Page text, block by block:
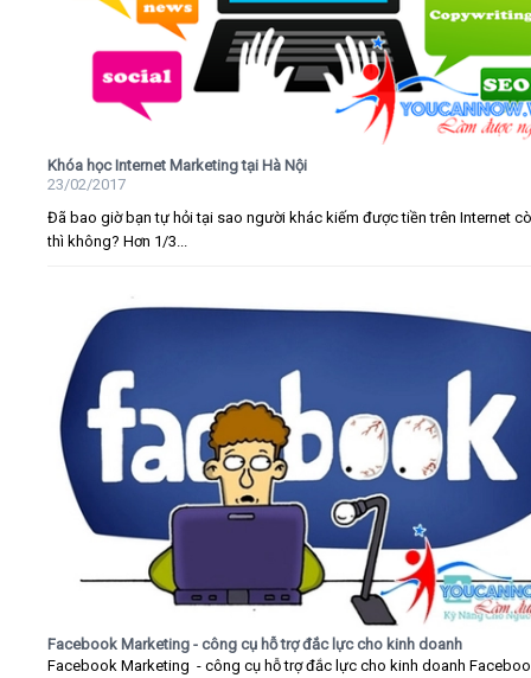
Khóa học Internet Marketing tại Hà Nội
23/02/2017
Đã bao giờ bạn tự hỏi tại sao người khác kiếm được tiền trên Internet
thì không? Hơn 1/3...
Facebook Marketing - công cụ hỗ trợ đắc lực cho kinh doanh
Facebook Marketing - công cụ hỗ trợ đắc lực cho kinh doanh